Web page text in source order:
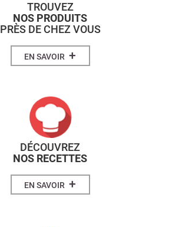
TROUVEZ
NOS PRODUITS
PRÈS DE CHEZ VOUS
EN SAVOIR +
DÉCOUVREZ
NOS RECETTES
EN SAVOIR +